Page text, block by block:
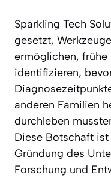
Sparkling Tech
gesetzt,
ermöglichen, frühe
identifizieren,
anderen Familien
durchleben
Diese Botschaft
Gründung des
Forschung und